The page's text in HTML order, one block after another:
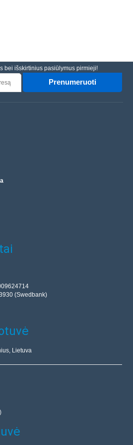
bei išskirtinius pasiūlymus pirmieji!
Prenumeruoti
(Swedbank)
Lietuva